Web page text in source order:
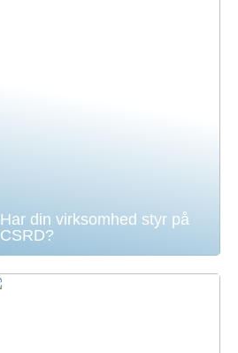
Har din virksomhed styr på
CSRD?